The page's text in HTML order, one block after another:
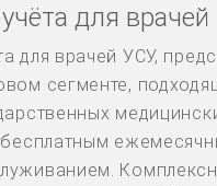
для врачей
для врачей УСУ,
сегменте,
бесплатным